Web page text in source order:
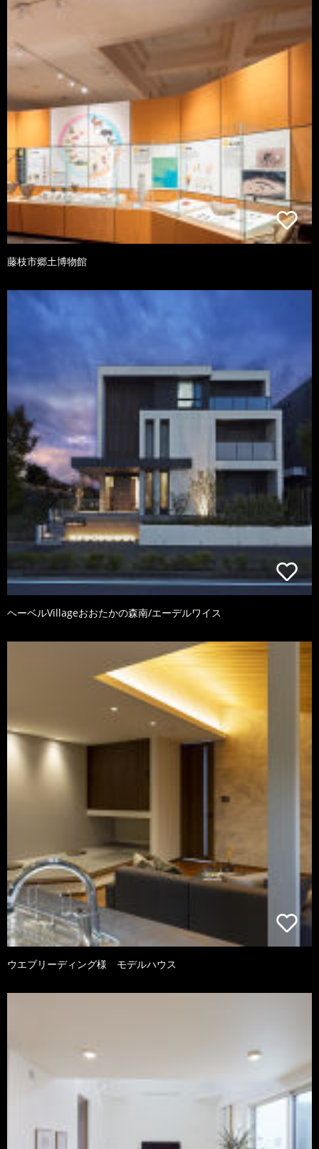
藤枝市郷土博物館
ヘーベルVillageおおたかの森南/エーデルワイス
ウエブリーディング様 モデルハウス